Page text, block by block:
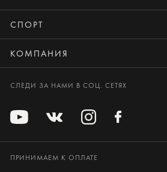
СПОРТ
КОМПАНИЯ
СЛЕДИ ЗА НАМИ В СОЦ. СЕТЯХ
ПРИНИМАЕМ К ОПЛАТЕ